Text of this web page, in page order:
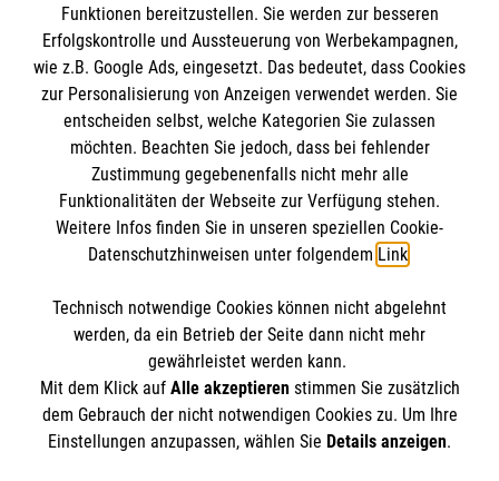
Impressum
Datenschutz
Barrierefreiheit
Kontakt
Die Malteser
Malteser in Deutschland
Malteserorden
Sharepoint
Spendenkonto
Bank: Pax-Bank
IBAN: DE26 3706 0120 1201 2260 11
BIC: GENODED1PA7
So finden Sie uns
Rathenaustraße 3
02763 Zittau
Der Malteser Hilfsdienst e.V. ist als eingetragene
Funktionen bereitzustellen. Sie werden zur besseren
Erfolgskontrolle und Aussteuerung von Werbekampagnen,
wie z.B. Google Ads, eingesetzt. Das bedeutet, dass Cookies
zur Personalisierung von Anzeigen verwendet werden. Sie
entscheiden selbst, welche Kategorien Sie zulassen
möchten. Beachten Sie jedoch, dass bei fehlender
Zustimmung gegebenenfalls nicht mehr alle
Funktionalitäten der Webseite zur Verfügung stehen.
Weitere Infos finden Sie in unseren speziellen Cookie-
Datenschutzhinweisen unter folgendem Link.
Technisch notwendige Cookies können nicht abgelehnt
werden, da ein Betrieb der Seite dann nicht mehr
gewährleistet werden kann.
Mit dem Klick auf Alle akzeptierenstimmen Sie zusätzlich
dem Gebrauch der nicht notwendigen Cookies zu. Um Ihre
Einstellungen anzupassen, wählen Sie Details anzeigen.